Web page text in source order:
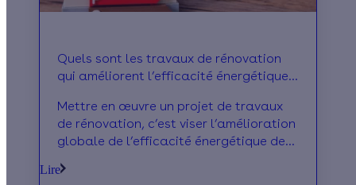
Quels sont les travaux de rénovation
qui améliorent l’efficacité énergétique
Mettre en œuvre un projet de travaux
de rénovation, c’est viser l’amélioration
globale de l’efficacité énergétique de
un petit tour d’horizon des différents
Lire